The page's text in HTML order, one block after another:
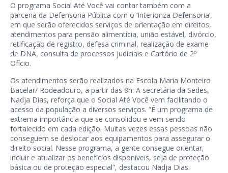
O programa Social Até Você vai contar também com a
parceria da Defensoria Pública com o ‘Interioriza Defensoria’,
em que serão oferecidos serviços de orientação em direitos,
atendimentos para pensão alimentícia, união estável, divórcio,
retificação de registro, defesa criminal, realização de exame
de DNA, consulta de processos judiciais e Cartório de 2º
Ofício.
Os atendimentos serão realizados na Escola Maria Monteiro
Bacelar/ Rodeadouro, a partir das 8h. A secretária da Sedes,
Nadja Dias, reforça que o Social Até Você vem facilitando o
acesso da população a diversos serviços. “É um programa de
extrema importância que se consolidou e vem sendo
fortalecido em cada edição. Muitas vezes essas pessoas não
conseguem se deslocar aos equipamentos para assegurar o
direito social. Nesse programa, a gente consegue orientar,
incluir e atualizar os benefícios disponíveis, seja de proteção
básica ou de proteção especial”, destacou Nadja Dias.